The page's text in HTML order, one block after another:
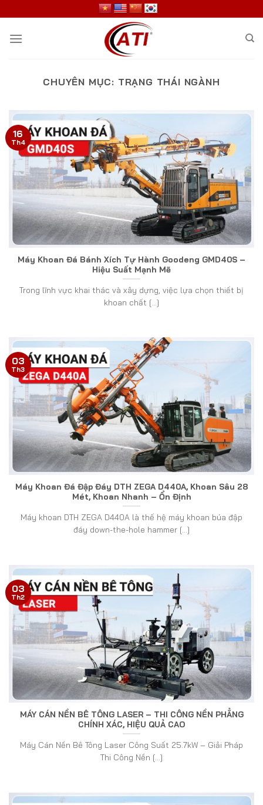
to
content
CHUYÊN MỤC: TRẠNG THÁI NGÀNH
Máy Khoan Đá Bánh Xích Tự Hành Goodeng GMD40S –
Hiệu Suất Mạnh Mẽ
Trong lĩnh vực khai thác và xây dựng, việc lựa chọn thiết bị
khoan chất [...]
16
Th4
Máy Khoan Đá Đập Đáy DTH ZEGA D440A, Khoan Sâu 28
Mét, Khoan Nhanh – Ổn Định
Máy khoan DTH ZEGA D440A là thế hệ máy khoan búa đập
đáy down-the-hole hammer [...]
03
Th3
MÁY CÁN NỀN BÊ TÔNG LASER – THI CÔNG NỀN PHẲNG
CHÍNH XÁC, HIỆU QUẢ CAO
Máy Cán Nền Bê Tông Laser Công Suất 25.7kW – Giải Pháp
Thi Công Nền [...]
03
Th2